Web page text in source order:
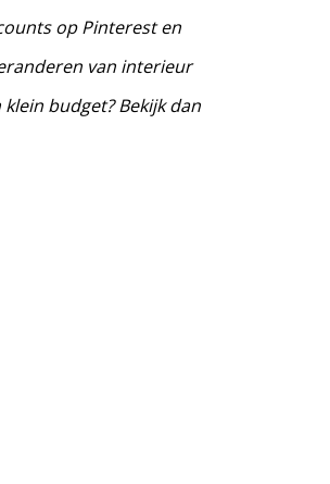
op Pinterest en
van interieur
budget? Bekijk dan